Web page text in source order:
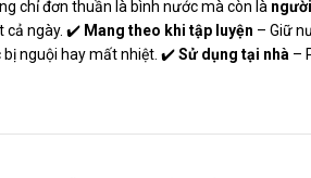
chỉ đơn thuần là bình nước mà còn là
cả ngày. ✔️ Mang theo khi tập luyện – Giữ
bị nguội hay mất nhiệt. ✔️Sử dụng tại nhà –